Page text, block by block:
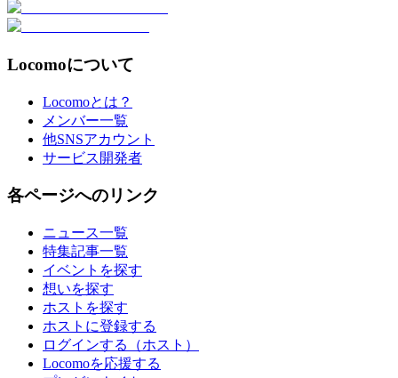
Locomoについて
Locomoとは？
メンバー一覧
他SNSアカウント
サービス開発者
各ページへのリンク
ニュース一覧
特集記事一覧
イベントを探す
想いを探す
ホストを探す
ホストに登録する
ログインする（ホスト）
Locomoを応援する